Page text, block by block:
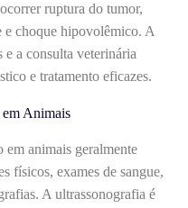
ruptura do tumor,
e choque hipovolêmico. A
e a consulta veterinária
e tratamento eficazes.
Animais
em animais geralmente
físicos, exames de sangue,
A ultrassonografia é